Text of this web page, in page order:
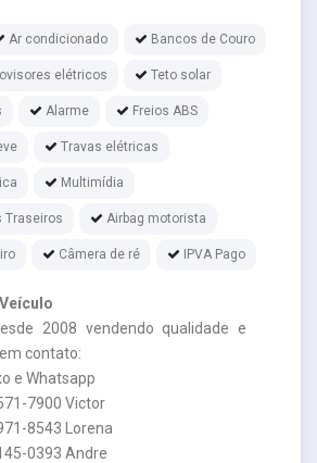
Ar condicionado Bancos de Couro
elétricos Teto solar
Alarme Freios ABS
Travas elétricas
Multimídia
Traseiros Airbag motorista
Câmera de ré IPVA Pago
2008 vendendo qualidade e
contato:
e Whatsapp
7900 Victor
8543 Lorena
0393 Andre